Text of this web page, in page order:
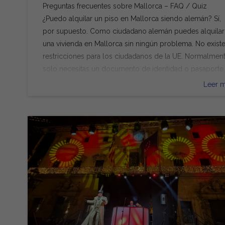
Centro de la isla (Pla de Mallorca): Alrededor de pueblos
como Lloret de Vistalegre, Pina y Montuïri se extienden
suaves colinas llenas de almendros, un paraíso para
senderistas y ciclistas. Sureste – Llucmajor & Santanyí:
Aquí florecen innumerables árboles a lo largo de los
paisaje es indescriptiblemente hermoso. Noreste – Son
plantaciones de almendros. En Son Servera se celebra
cada año la Fira de la Flor d’Ametler, donde todo gira en
torno a la almendra, desde productos culinarios hasta
artesanía. Serra de Tramuntana & Valle de Sóller: La
combinación de montañas, olivares y almendros en flor
es espectacular. Los amantes de la fotografía
motivos de ensueño. Floración de almendros Mallorca
un paraíso para fotógrafos Las condiciones de luz en
invierno son especialmente suaves en Mallorca.
Preguntas frecuentes sobre Mallorca – FAQ / Quiz
¿Puedo alquilar un piso en Mallorca siendo alemán? Sí,
por supuesto. Como ciudadano alemán puedes alquilar
una vivienda en Mallorca sin ningún problema. No
restricciones para los ciudadanos de la UE.
solo necesitas un documento de identidad o pasaporte
válido y la documentación habitual, como justificantes
comprar una propiedad. La isla combina un estilo de
mediterráneo, calidad de vida durante todo el año, buena
atención médica y una amplia oferta de ocio.
Especialmente las propiedades con vistas al mar o en
zonas muy demandadas suelen generar una evolución
valor estable y una alta demanda de alquiler. ¿Cuáles
los precios de alquiler para expatriados en Mallorca?
precios de alquiler en Mallorca son iguales para
extranjeros y residentes locales. Lo que marca la
Leer